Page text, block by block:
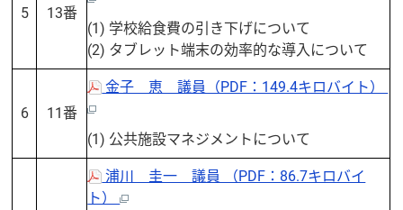
5 13番
(1) 学校給食費の引き下げについて
(2) タブレット端末の効率的な導入について
6 11番
金子 恵 議員（PDF：149.4キロバイト）
(1) 公共施設マネジメントについて
浦川 圭一 議員 （PDF：86.7キロバイ
ト）